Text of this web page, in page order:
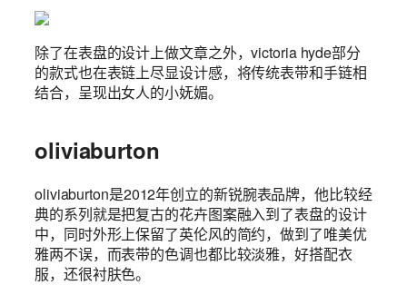
除了在表盘的设计上做文章之外，victoria hyde部分
的款式也在表链上尽显设计感，将传统表带和手链相
结合，呈现出女人的小妩媚。
oliviaburton
oliviaburton是2012年创立的新锐腕表品牌，他比较经
典的系列就是把复古的花卉图案融入到了表盘的设计
中，同时外形上保留了英伦风的简约，做到了唯美优
雅两不误，而表带的色调也都比较淡雅，好搭配衣
服，还很衬肤色。